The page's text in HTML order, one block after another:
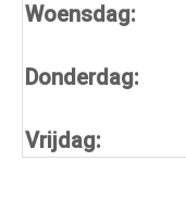
Woensdag:
Donderdag:
Vrijdag: